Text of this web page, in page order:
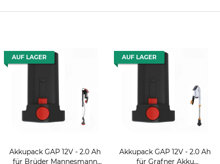
AUF LAGER
Akkupack GAP 12V - 2.0 Ah
für Brüder Mannesmann
AUF LAGER
Akkupack GAP 12V - 2.0 Ah
für Grafner Akku